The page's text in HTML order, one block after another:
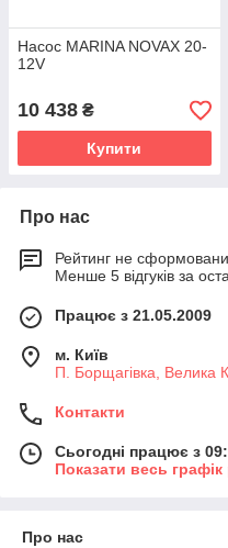
Насос MARINA NOVAX 20-
12V
10 438 ₴
Купити
Про нас
Рейтинг не
Менше 5 відгуків за
Працює з 21.05.2009
м. Київ
П. Борщагівка, Велика
Контакти
Сьогодні працює з
Показати весь
Про нас